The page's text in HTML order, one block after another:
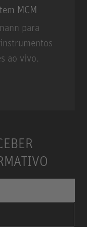
MCM
para
ao vivo.